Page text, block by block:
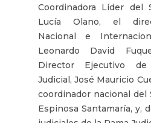
Coordinadora Líder del
Lucía Olano, el
Nacional e
Leonardo David
Director Ejecutivo de
Judicial, José Mauricio
coordinador nacional del
Espinosa Santamaría, y,